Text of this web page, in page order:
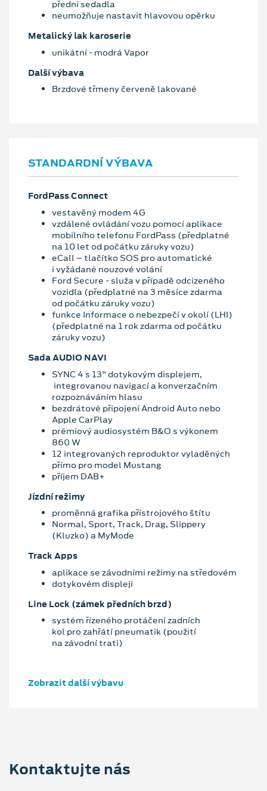
přední sedadla
neumožňuje nastavit hlavovou opěrku
Metalický lak karoserie
unikátní - modrá Vapor
Další výbava
Brzdové třmeny červeně lakované
STANDARDNÍ VÝBAVA
FordPass Connect
vestavěný modem 4G
vzdálené ovládání vozu pomocí aplikace
mobilního telefonu FordPass (předplatné
na 10 let od počátku záruky vozu)
eCall – tlačítko SOS pro automatické
i vyžádané nouzové volání
Ford Secure - služa v případě odcizeného
vozidla (předplatné na 3 měsíce zdarma
od počátku záruky vozu)
funkce Informace o nebezpečí v okolí (LHI)
(předplatné na 1 rok zdarma od počátku
záruky vozu)
Sada AUDIO NAVI
SYNC 4 s 13" dotykovým displejem,
integrovanou navigací a konverzačním
rozpoznáváním hlasu
bezdrátové připojení Android Auto nebo
Apple CarPlay
prémiový audiosystém B&O s výkonem
860 W
12 integrovaných reproduktor vyladěných
přímo pro model Mustang
příjem DAB+
Jízdní režimy
proměnná grafika přístrojového štítu
Normal, Sport, Track, Drag, Slippery
(Kluzko) a MyMode
Track Apps
aplikace se závodními režimy na středovém
dotykovém displeji
Line Lock (zámek předních brzd)
systém řízeného protáčení zadních
kol pro zahřátí pneumatik (použití
na závodní trati)
Zobrazit další výbavu
Kontaktujte nás